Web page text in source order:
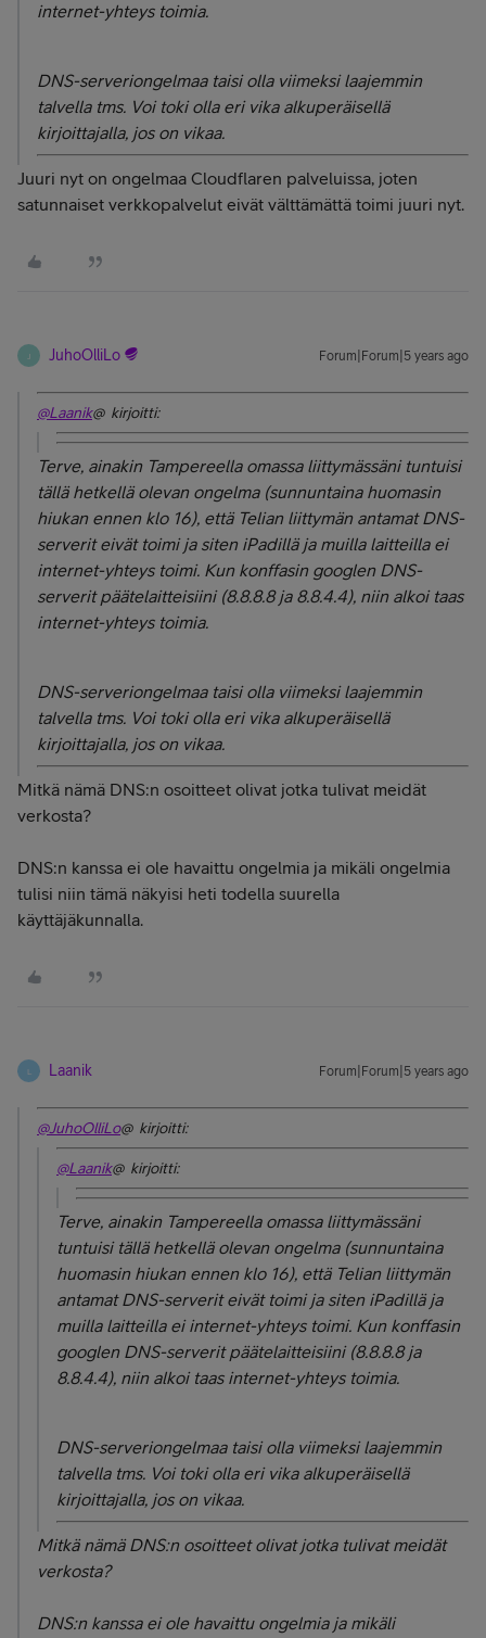
internet-yhteys toimia.
DNS-serveriongelmaa taisi olla viimeksi laajemmin
talvella tms. Voi toki olla eri vika alkuperäisellä
kirjoittajalla, jos on vikaa.
Juuri nyt on ongelmaa Cloudflaren palveluissa, joten
satunnaiset verkkopalvelut eivät välttämättä toimi juuri nyt.
J JuhoOlliLo Forum|Forum|5 years ago
@Laanik@ kirjoitti:
Terve, ainakin Tampereella omassa liittymässäni tuntuisi
tällä hetkellä olevan ongelma (sunnuntaina huomasin
hiukan ennen klo 16), että Telian liittymän antamat DNS-
serverit eivät toimi ja siten iPadillä ja muilla laitteilla ei
internet-yhteys toimi. Kun konffasin googlen DNS-
serverit päätelaitteisiini (8.8.8.8 ja 8.8.4.4), niin alkoi taas
internet-yhteys toimia.
DNS-serveriongelmaa taisi olla viimeksi laajemmin
talvella tms. Voi toki olla eri vika alkuperäisellä
kirjoittajalla, jos on vikaa.
Mitkä nämä DNS:n osoitteet olivat jotka tulivat meidät
verkosta?
DNS:n kanssa ei ole havaittu ongelmia ja mikäli ongelmia
tulisi niin tämä näkyisi heti todella suurella
käyttäjäkunnalla.
Laanik Forum|Forum|5 years ago
@JuhoOlliLo@ kirjoitti:
@Laanik@ kirjoitti:
Terve, ainakin Tampereella omassa liittymässäni
tuntuisi tällä hetkellä olevan ongelma (sunnuntaina
huomasin hiukan ennen klo 16), että Telian liittymän
antamat DNS-serverit eivät toimi ja siten iPadillä ja
muilla laitteilla ei internet-yhteys toimi. Kun konffasin
googlen DNS-serverit päätelaitteisiini (8.8.8.8 ja
8.8.4.4), niin alkoi taas internet-yhteys toimia.
DNS-serveriongelmaa taisi olla viimeksi laajemmin
talvella tms. Voi toki olla eri vika alkuperäisellä
kirjoittajalla, jos on vikaa.
Mitkä nämä DNS:n osoitteet olivat jotka tulivat meidät
verkosta?
DNS:n kanssa ei ole havaittu ongelmia ja mikäli